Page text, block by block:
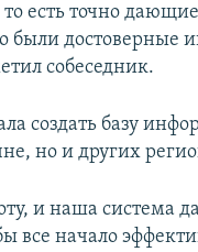
есть точно
были
собеседник.
создать базу
но и других
и наша система
все начало